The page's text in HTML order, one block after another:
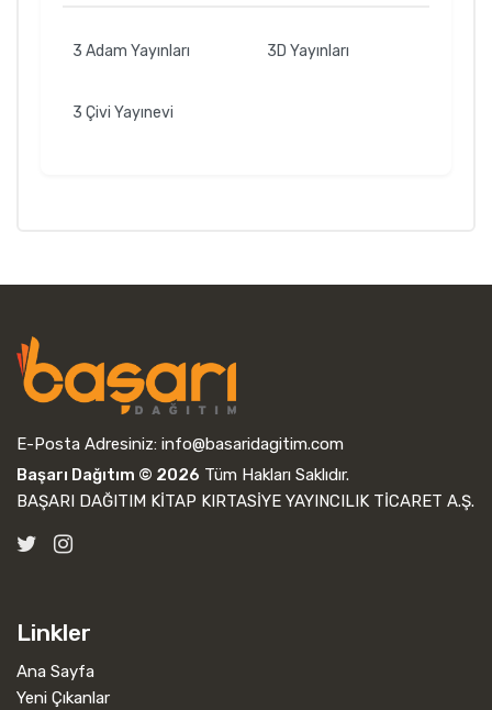
3 Adam Yayınları 3D Yayınları
3 Çivi Yayınevi
E-Posta Adresiniz: info@basaridagitim.com
Başarı Dağıtım © 2026 Tüm Hakları Saklıdır.
BAŞARI DAĞITIM KİTAP KIRTASİYE YAYINCILIK TİCARET A.Ş.
Linkler
Ana Sayfa
Yeni Çıkanlar